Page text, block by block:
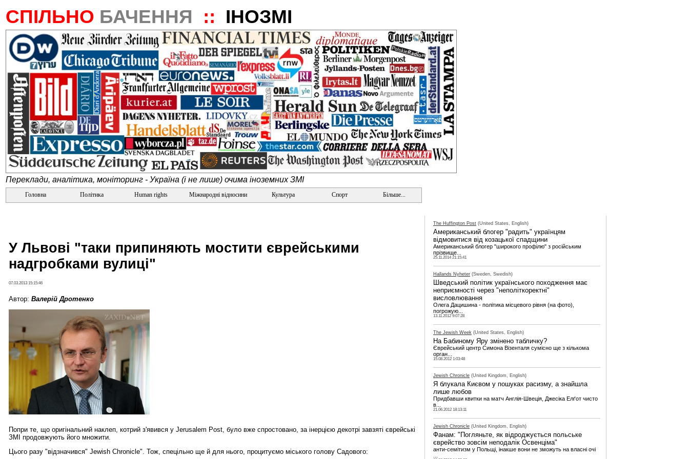
СПІЛЬНО БАЧЕННЯ :: ІНОЗМІ
Переклади, аналітика, моніторинг - Україна (і не лише) очима іноземних ЗМІ
Головна Політика Human rights Міжнародні відносини Культура Спорт Більше...
У Львові "таки припиняють мостити єврейськими
надгробками вулиці"
07.03.2013 15:15:46
Автор: Валерій Дротенко
Попри те, що оригінальний наклеп, котрий з'явився у Jerusalem Post, було вже спростовано, за інерцією декотрі завзяті єврейські
ЗМІ продовжують його множити.
Цього разу "відзначився" Jewish Chronicle". Тож, спецільно ще й для нього, процитуємо міського голову Садового:
The Huffington Post (United States, English)
Американський блогер "радить" українцям
відмовитися від козацької спадщини
Американський блогер "широкого профілю" з російським
прізвище...
25.11.2014 21:15:41
Hallands Nyheter (Sweden, Swedish)
Шведський політик українського походження має
неприємності через "неполіткоректні"
висловлювання
Олега Дацишина - політика місцевого рівня (на фото),
погрожую...
13.11.2012 9:07:28
The Jewish Week (United States, English)
На Бабиному Яру змінено табличку?
Єврейський центр Симона Візенталя сумісно ще з кількома
орган...
15.08.2012 1:03:48
Jewish Chronicle (United Kingdom, English)
Я блукала Києвом у пошуках расизму, а знайшла
лише любов
Придбавши квитки на матч Англія-Швеція, Джесіка Елґот чисто
в...
21.06.2012 18:13:11
Jewish Chronicle (United Kingdom, English)
Фанам: "Погляньте, як відроджується польське
єврейство зовсім неподалік Освенціма"
анти-семітизм у Польщі, інакше вони не зможуть на власні очі